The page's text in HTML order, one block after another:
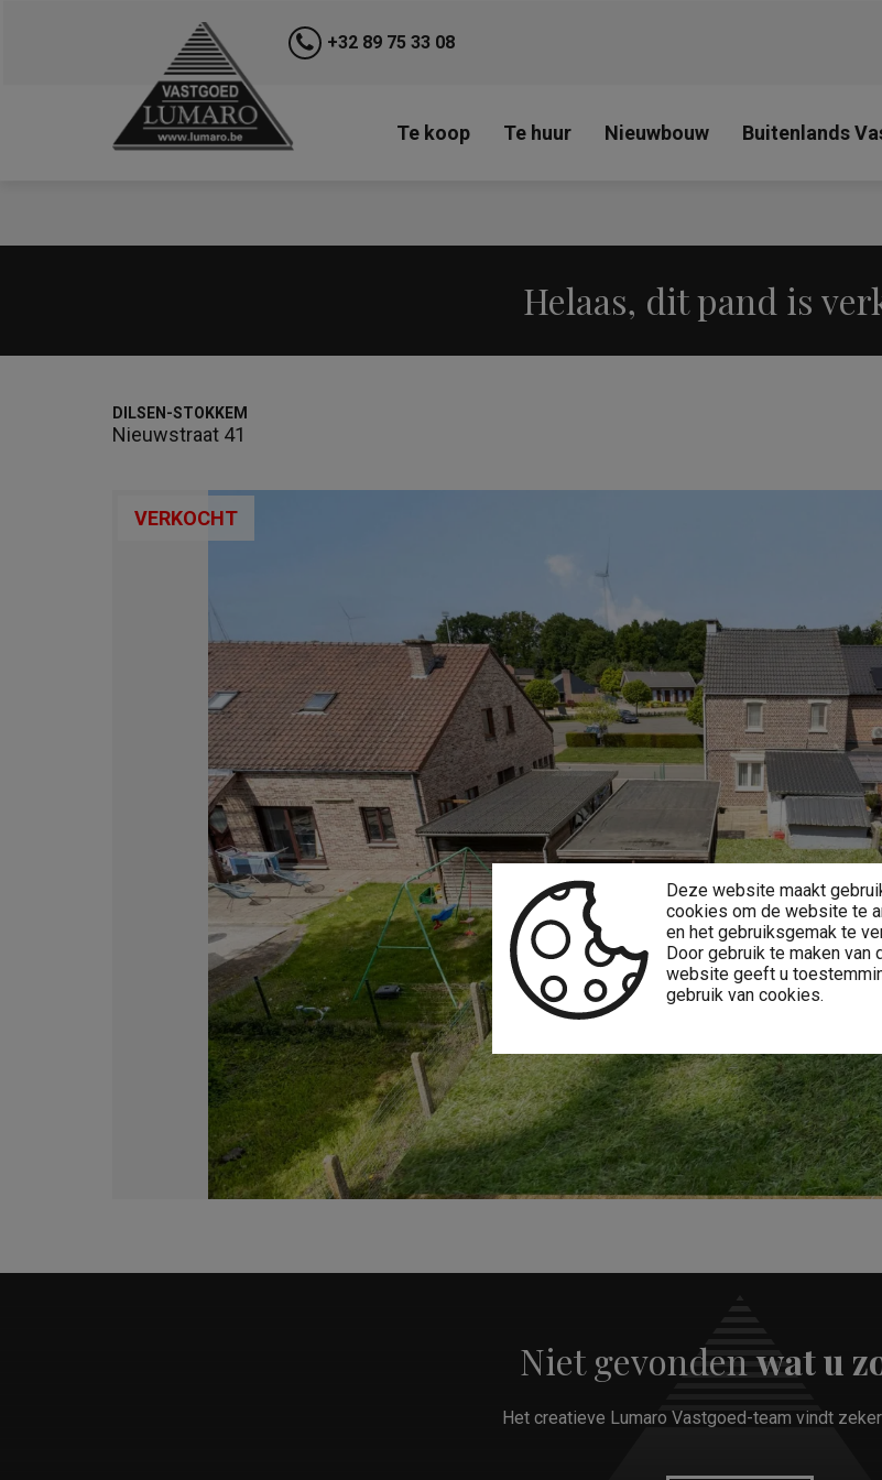
+32 89 75 33 08
Te koop Te huur Nieuwbouw Buitenlands
Helaas, dit pand is
DILSEN-STOKKEM
Nieuwstraat 41
VERKOCHT
Niet gevonden wat u
Het creatieve Lumaro Vastgoed-team vindt
Deze website maakt
cookies om de website te
en het gebruiksgemak te
Door gebruik te maken van
website geeft u
gebruik van cookies.